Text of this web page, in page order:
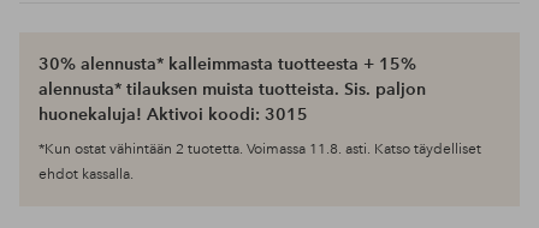
30% alennusta* kalleimmasta tuotteesta + 15%
alennusta* tilauksen muista tuotteista. Sis. paljon
huonekaluja! Aktivoi koodi: 3015
*Kun ostat vähintään 2 tuotetta. Voimassa 11.8. asti. Katso täydelliset
ehdot kassalla.